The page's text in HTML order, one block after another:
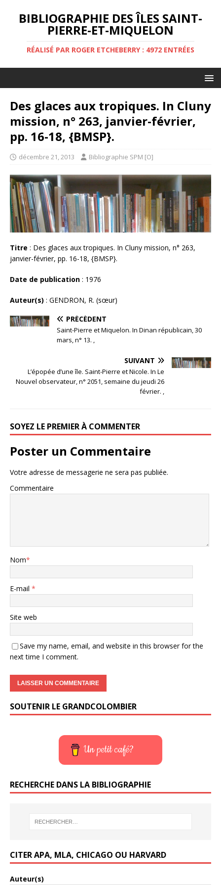
BIBLIOGRAPHIE DES ÎLES SAINT-
PIERRE-ET-MIQUELON
RÉALISÉ PAR ROGER ETCHEBERRY : 4972 ENTRÉES
Des glaces aux tropiques. In Cluny
mission, n° 263, janvier-février,
pp. 16-18, {BMSP}.
décembre 21, 2013 Bibliographie SPM [O]
Titre : Des glaces aux tropiques. In Cluny mission, n° 263,
janvier-février, pp. 16-18, {BMSP}.
Date de publication : 1976
Auteur(s) : GENDRON, R. (sœur)
PRÉCÉDENT
Saint-Pierre et Miquelon. In Dinan républicain, 30
mars, n° 13. ,
SUIVANT
L’épopée d’une île. Saint-Pierre et Nicole. In Le
Nouvel observateur, n° 2051, semaine du jeudi 26
février. ,
SOYEZ LE PREMIER À COMMENTER
Poster un Commentaire
Votre adresse de messagerie ne sera pas publiée.
Commentaire
Nom*
E-mail *
Site web
Save my name, email, and website in this browser for the
next time I comment.
SOUTENIR LE GRANDCOLOMBIER
Un petit café?
RECHERCHE DANS LA BIBLIOGRAPHIE
CITER APA, MLA, CHICAGO OU HARVARD
Auteur(s)